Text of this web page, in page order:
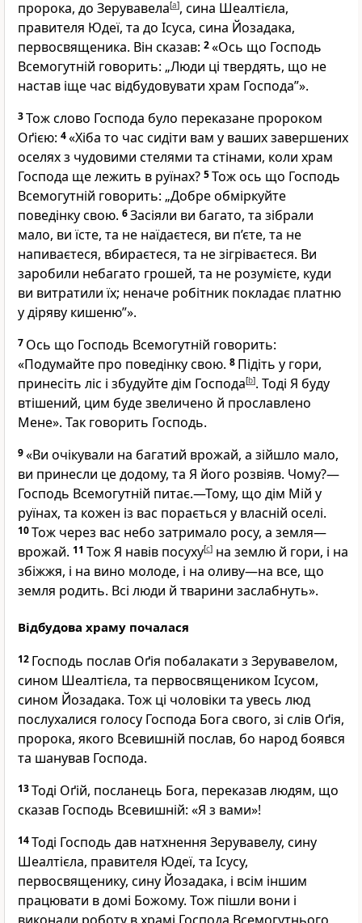
пророка, до Зерувавела[a], сина Шеалтієла,
правителя Юдеї, та до Ісуса, сина Йозадака,
первосвященика. Він сказав: 2«Ось що Господь
Всемогутній говорить: „Люди ці твердять, що не
настав іще час відбудовувати храм Господа”».
3Тож слово Господа було переказане пророком
Оґією: 4«Хіба то час сидіти вам у ваших завершених
оселях з чудовими стелями та стінами, коли храм
Господа ще лежить в руїнах? 5Тож ось що Господь
Всемогутній говорить: „Добре обміркуйте
поведінку свою. 6Засіяли ви багато, та зібрали
мало, ви їсте, та не наїдаєтеся, ви п’єте, та не
напиваєтеся, вбираєтеся, та не зігріваєтеся. Ви
заробили небагато грошей, та не розумієте, куди
ви витратили їх; неначе робітник покладає платню
у діряву кишеню”».
7 Ось що Господь Всемогутній говорить:
«Подумайте про поведінку свою. 8 Підіть у гори,
принесіть ліс і збудуйте дім Господа[b]. Тоді Я буду
втішений, цим буде звеличено й прославлено
Мене». Так говорить Господь.
9«Ви очікували на багатий врожай, а зійшло мало,
ви принесли це додому, та Я його розвіяв. Чому?—
Господь Всемогутній питає.—Тому, що дім Мій у
руїнах, та кожен із вас порається у власній оселі.
10Тож через вас небо затримало росу, а земля—
врожай. 11 Тож Я навів посуху[c] на землю й гори, і на
збіжжя, і на вино молоде, і на оливу—на все, що
земля родить. Всі люди й тварини заслабнуть».
Відбудова храму почалася
12 Господь послав Оґія побалакати з Зерувавелом,
сином Шеалтієла, та первосвящеником Ісусом,
сином Йозадака. Тож ці чоловіки та увесь люд
послухалися голосу Господа Бога свого, зі слів Оґія,
пророка, якого Всевишній послав, бо народ боявся
та шанував Господа.
13Тоді Оґій, посланець Бога, переказав людям, що
сказав Господь Всевишній: «Я з вами»!
14Тоді Господь дав натхнення Зерувавелу, сину
Шеалтієла, правителя Юдеї, та Ісусу,
первосвященику, сину Йозадака, і всім іншим
працювати в домі Божому. Тож пішли вони і